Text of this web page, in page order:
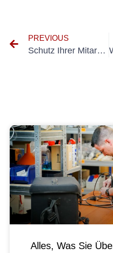
PREVIOUS
Schutz Ihrer Mitarbeiter: Warum die Einhaltung der UVV BGV D6 unerlässlich ist
Alles, Was Sie